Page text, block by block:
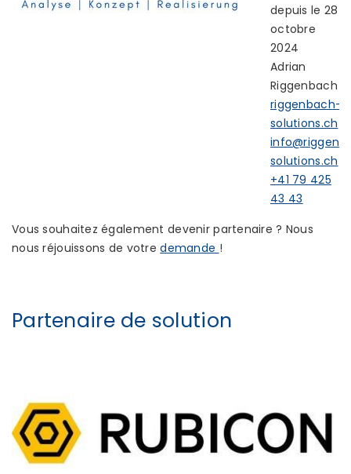
depuis le 28
octobre
2024
Adrian
Riggenbach
riggenbach-
solutions.ch
solutions.ch
+41 79 425
43 43
Vous souhaitez également devenir partenaire ? Nous
nous réjouissons de votredemande !
Partenaire de solution